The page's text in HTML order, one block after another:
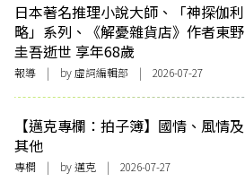
日本著名推理小說大師、「神探伽利
略」系列、《解憂雜貨店》作者東野
圭吾逝世 享年68歲
報導 | by 虛詞編輯部 | 2026-07-27
【邁克專欄：拍子簿】國情、風情及
其他
專欄 | by邁克 | 2026-07-27